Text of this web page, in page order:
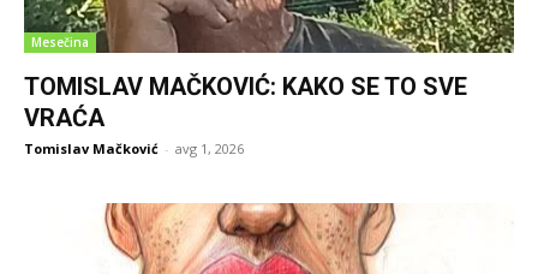
Mesečina
TOMISLAV MAČKOVIĆ: KAKO SE TO SVE
VRAĆA
Tomislav Mačković - avg 1, 2026